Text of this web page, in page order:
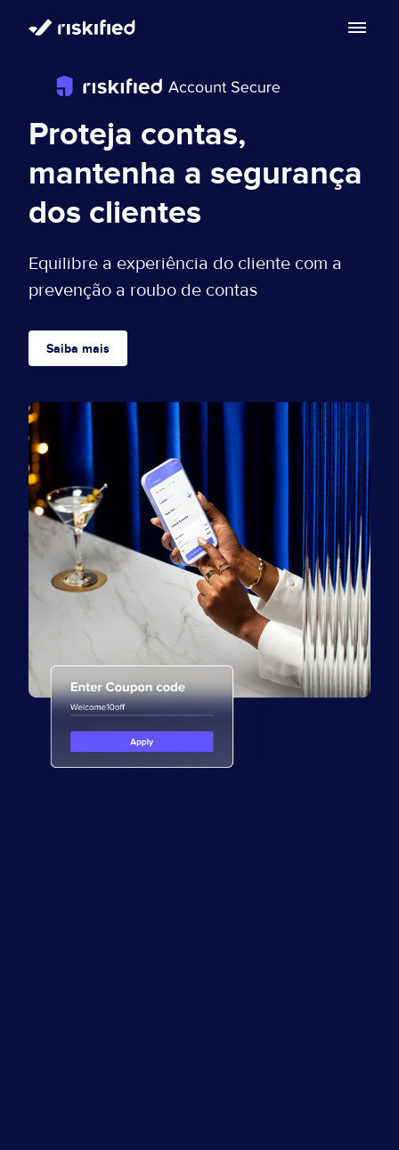
Plataforma
Plataforma
Adaptive Checkout
Garantia de chargeback
Account Secure
Policy Protect
Partners
Centro de recursos
Blog
Sobre
Investidores
Eventos
Imprensa
PT-BR
Proteja contas,
mantenha a segurança
dos clientes
Equilibre a experiência do cliente com a
prevenção a roubo de contas
Saiba mais